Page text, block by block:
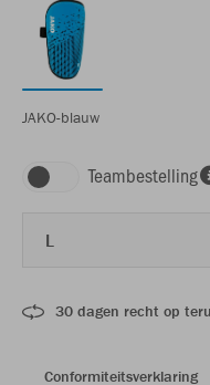
JAKO-blauw
Teambestelling
L
30 dagen recht op
Conformiteitsverklaring